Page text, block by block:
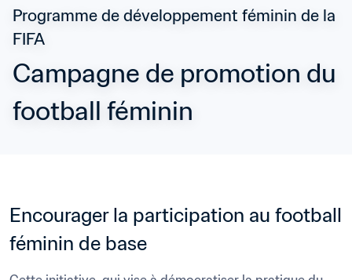
Programme de développement féminin de la
FIFA
Campagne de promotion du
football féminin
Encourager la participation au football
féminin de base